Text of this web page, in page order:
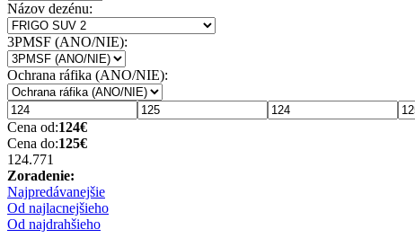
Názov dezénu:
3PMSF (ANO/NIE):
Ochrana ráfika (ANO/NIE):
Cena od:124€
Cena do:125€
124.771
Zoradenie:
Najpredávanejšie
Od najlacnejšieho
Od najdrahšieho